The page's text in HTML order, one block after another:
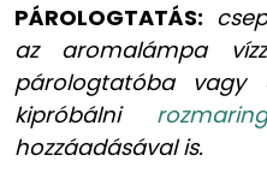
PÁROLOGTATÁS:
az aromalámpa
párologtatóba vagy
kipróbálni rozmaring
hozzáadásával is.